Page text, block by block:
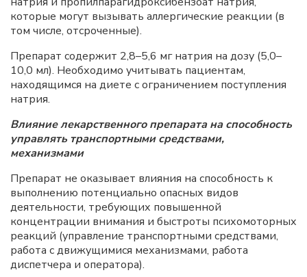
которые могут вызывать аллергические реакции (в
том числе, отсроченные).
Препарат содержит 2,8–5,6 мг натрия на дозу (5,0–
10,0 мл). Необходимо учитывать пациентам,
находящимся на диете с ограничением поступления
натрия.
Влияние лекарственного препарата на способность
управлять транспортными средствами,
механизмами
Препарат не оказывает влияния на способность к
выполнению потенциально опасных видов
деятельности, требующих повышенной
концентрации внимания и быстроты психомоторных
реакций (управление транспортными средствами,
работа с движущимися механизмами, работа
диспетчера и оператора).